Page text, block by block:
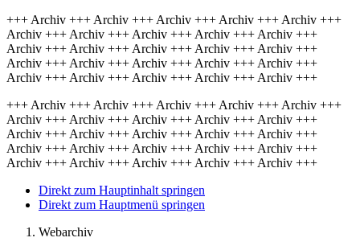
+++ Archiv +++ Archiv +++ Archiv +++ Archiv +++ Archiv +++
Archiv +++ Archiv +++ Archiv +++ Archiv +++ Archiv +++
Archiv +++ Archiv +++ Archiv +++ Archiv +++ Archiv +++
Archiv +++ Archiv +++ Archiv +++ Archiv +++ Archiv +++
Archiv +++ Archiv +++ Archiv +++ Archiv +++ Archiv +++
+++ Archiv +++ Archiv +++ Archiv +++ Archiv +++ Archiv +++
Archiv +++ Archiv +++ Archiv +++ Archiv +++ Archiv +++
Archiv +++ Archiv +++ Archiv +++ Archiv +++ Archiv +++
Archiv +++ Archiv +++ Archiv +++ Archiv +++ Archiv +++
Archiv +++ Archiv +++ Archiv +++ Archiv +++ Archiv +++
Direkt zum Hauptinhalt springen
Direkt zum Hauptmenü springen
Webarchiv